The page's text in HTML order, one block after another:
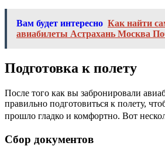
Вам будет интересно Как найти
авиабилеты Астрахань Москва
Подготовка к полету
После того как вы забронировали
правильно подготовиться к полету,
прошло гладко и комфортно. Вот
Сбор документов